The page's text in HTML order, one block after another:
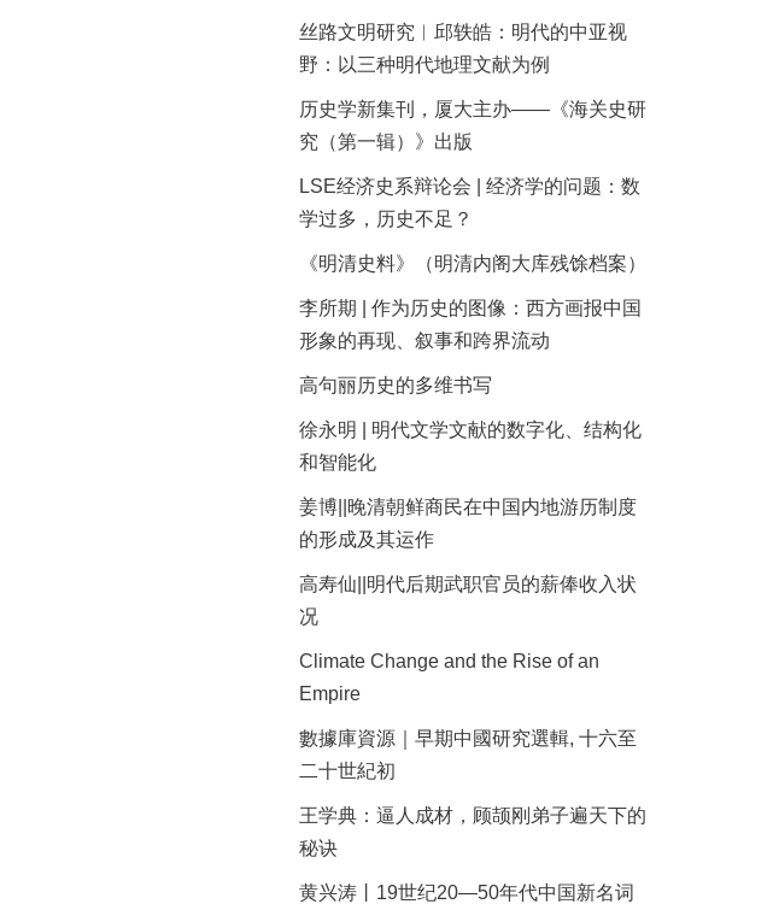
丝路文明研究︱邱轶皓：明代的中亚视
野：以三种明代地理文献为例
历史学新集刊，厦大主办——《海关史研
究（第一辑）》出版
LSE经济史系辩论会 | 经济学的问题：数
学过多，历史不足？
《明清史料》（明清内阁大库残馀档案）
李所期 | 作为历史的图像：西方画报中国
形象的再现、叙事和跨界流动
高句丽历史的多维书写
徐永明 | 明代文学文献的数字化、结构化
和智能化
姜博||晚清朝鲜商民在中国内地游历制度
的形成及其运作
高寿仙||明代后期武职官员的薪俸收入状
况
Climate Change and the Rise of an
Empire
數據庫資源｜早期中國研究選輯, 十六至
二十世紀初
王学典：逼人成材，顾颉刚弟子遍天下的
秘诀
黄兴涛丨19世纪20—50年代中国新名词